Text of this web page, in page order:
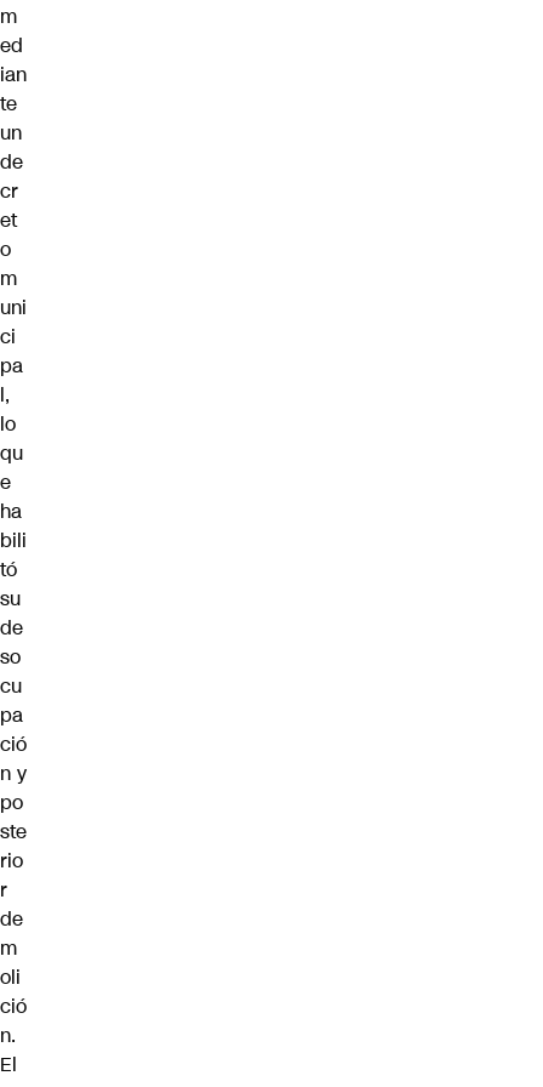
m
ed
ian
te
un
de
cr
et
o
m
uni
ci
pa
l,
lo
qu
e
ha
bili
tó
su
de
so
cu
pa
ció
n y
po
ste
rio
r
de
m
oli
ció
n.
El